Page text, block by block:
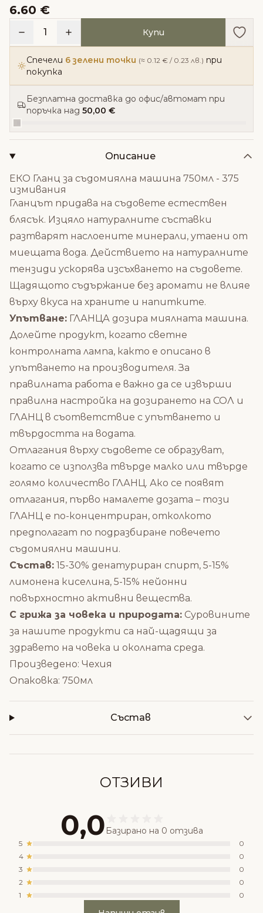
6.60 €
1 Купи
Спечели 6 зелени точки (≈ 0.12 € / 0.23 лв.) при
покупка
Безплатна доставка до офис/автомат при
поръчка над 50,00 €
Описание
EКО Гланц за съдомиялна машина 750мл - 375
измивания
Гланцът придава на съдовете естествен
блясък. Изцяло натуралните съставки
разтварят наслоените минерали, утаени от
миещата вода. Действието на натуралните
тензиди ускорява изсъхването на съдовете.
Щадящото съдържание без аромати не влияе
върху вкуса на храните и напитките.
Упътване: ГЛАНЦА дозира миялната машина.
Долейте продукт, когато светне
контролната лампа, както е описано в
упътването на производителя. За
правилната работа е важно да се извърши
правилна настройка на дозирането на СОЛ и
ГЛАНЦ в съответствие с упътването и
твърдостта на водата.
Отлагания върху съдовете се образуват,
когато се използва твърде малко или твърде
голямо количество ГЛАНЦ. Ако се появят
отлагания, първо намалете дозата – този
ГЛАНЦ е по-концентриран, отколкото
предполагат по подразбиране повечето
съдомиялни машини.
Състав: 15-30% денатуриран спирт, 5-15%
лимонена киселина, 5-15% нейонни
повърхностно активни вещества.
С грижа за човека и природата: Суровините
за нашите продукти са най-щадящи за
здравето на човека и околната среда.
Произведено: Чехия
Опаковка: 750мл
Състав
ОТЗИВИ
0,0 Базирано на 0 отзива
5
0
4
0
3
0
2
0
1
0